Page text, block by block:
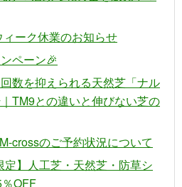
ーク休業のお知らせ
ペーン🎉
数を抑えられる天然芝「ナル
TM9との違いと伸びない芝の
crossのご予約状況について
定】人工芝・天然芝・防草シ
OFF